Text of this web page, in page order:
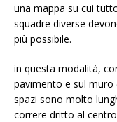
una mappa su cui
squadre diverse
più possibile.
in questa modalità,
pavimento e sul
spazi sono molto
correre dritto al